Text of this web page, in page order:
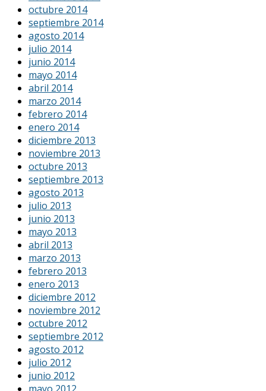
octubre 2014
septiembre 2014
agosto 2014
julio 2014
junio 2014
mayo 2014
abril 2014
marzo 2014
febrero 2014
enero 2014
diciembre 2013
noviembre 2013
octubre 2013
septiembre 2013
agosto 2013
julio 2013
junio 2013
mayo 2013
abril 2013
marzo 2013
febrero 2013
enero 2013
diciembre 2012
noviembre 2012
octubre 2012
septiembre 2012
agosto 2012
julio 2012
junio 2012